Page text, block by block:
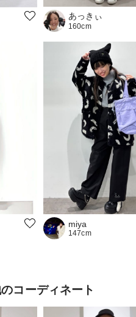
あっきぃ
160cm
miya
147cm
コーディネート